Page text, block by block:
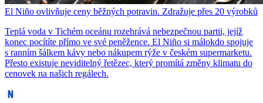
El Niño ovlivňuje ceny běžných potravin. Zdražuje přes 20 výrobků
Teplá voda v Tichém oceánu rozehrává nebezpečnou partii, jejíž
konec pocítíte přímo ve své peněžence. El Niño si málokdo spojuje
s ranním šálkem kávy nebo nákupem rýže v českém supermarketu.
Přesto existuje neviditelný řetězec, který promítá změny klimatu do
cenovek na našich regálech.